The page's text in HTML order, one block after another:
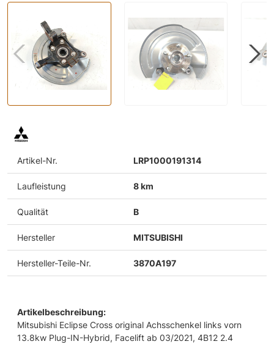
Artikel-Nr. LRP1000191314
Laufleistung 8 km
Qualität B
Hersteller MITSUBISHI
Hersteller-Teile-Nr. 3870A197
Artikelbeschreibung:
Mitsubishi Eclipse Cross original Achsschenkel links vorn
13.8kw Plug-IN-Hybrid, Facelift ab 03/2021, 4B12 2.4